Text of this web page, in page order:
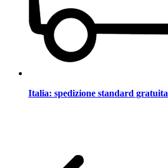
Italia: spedizione standard gratuita